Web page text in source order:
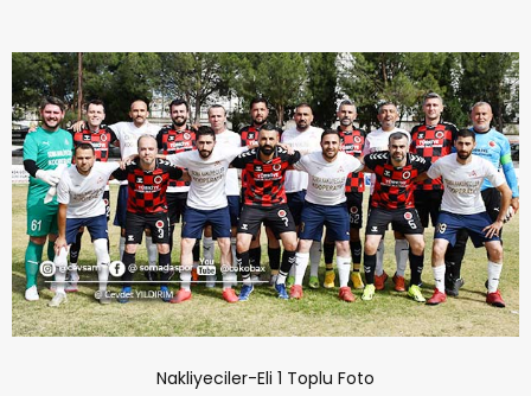
Nakliyeciler-Eli 1 Toplu Foto